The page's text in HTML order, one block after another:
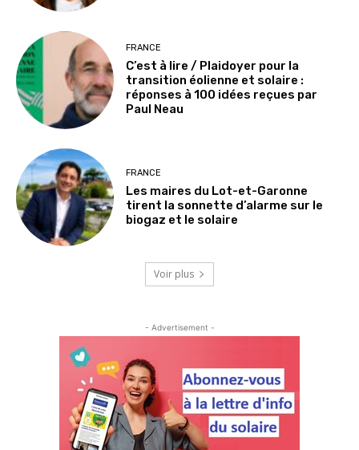
FRANCE
C’est à lire / Plaidoyer pour la
transition éolienne et solaire :
réponses à 100 idées reçues par
Paul Neau
FRANCE
Les maires du Lot-et-Garonne
tirent la sonnette d’alarme sur le
biogaz et le solaire
Voir plus
- Advertisement -